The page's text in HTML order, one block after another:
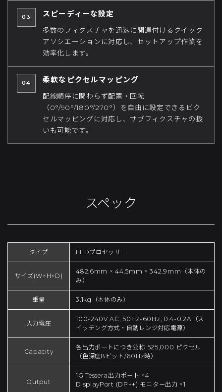
スピーディーな設定
多数のフィクスチャを迅速に関連付けるクイック
アソシエーションに対応し、セットアップ作業を
効率化します。
柔軟なピクセルマッピング
配線順序に関わらず配置・回転
（0°/90°/180°/270°）を自由に設定できるピク
セルマッピングに対応し、サブフィクスチャの扱
いも可能です。
スペック
タイプ LEDプロセッサー
サイズ(W×H×D)
482.6mm × 44.5mm × 342.9mm（本体の
み）
重量 3.1kg（本体のみ）
入力電圧
100-240V AC, 50Hz-60Hz, 0.4-0.2A（ス
イッチング方式・自動レンジ対応電源）
Capacity
各出力ポートにつき公称 525,000 ピクセル
（色深度8ビット/60Hz時）
Output
1G Tessera出力ポート ×4
DisplayPort (DP++) モニター出力 ×1